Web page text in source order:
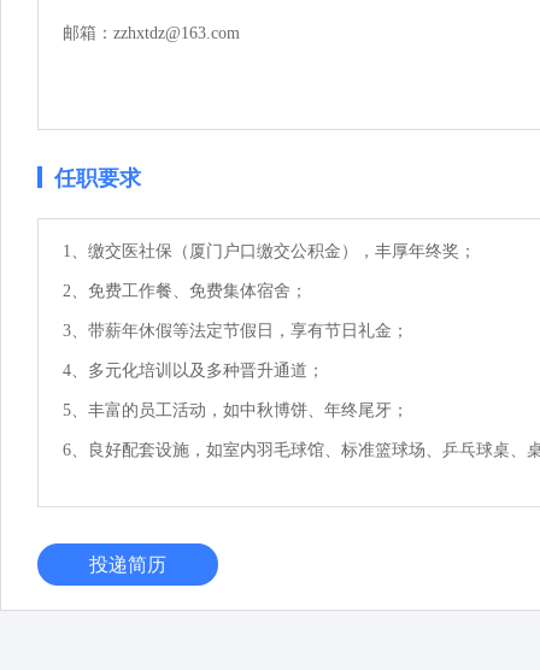
邮箱：zzhxtdz@163.com
任职要求
1、缴交医社保（厦门户口缴交公积金），丰厚年终奖；
2、免费工作餐、免费集体宿舍；
3、带薪年休假等法定节假日，享有节日礼金；
4、多元化培训以及多种晋升通道；
5、丰富的员工活动，如中秋博饼、年终尾牙；
6、良好配套设施，如室内羽毛球馆、标准篮球场、乒乓球桌、
投递简历